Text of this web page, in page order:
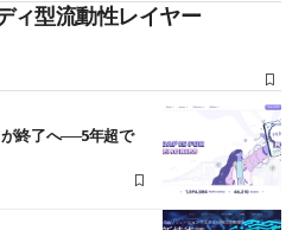
ィ型流動性レイヤー
終了へ──5年超で